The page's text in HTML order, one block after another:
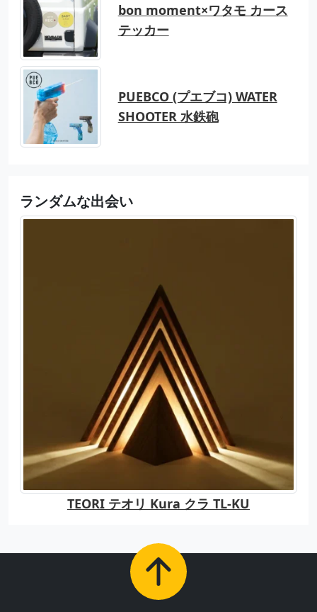
bon moment×ワタモ カース
テッカー
PUEBCO (プエブコ) WATER
SHOOTER 水鉄砲
ランダムな出会い
TEORI テオリ Kura クラ TL-KU